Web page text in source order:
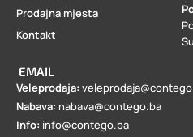
Prodajna mjesta
Kontakt
EMAIL
Veleprodaja:
Nabava: nabava@contego.ba
Info: info@contego.ba